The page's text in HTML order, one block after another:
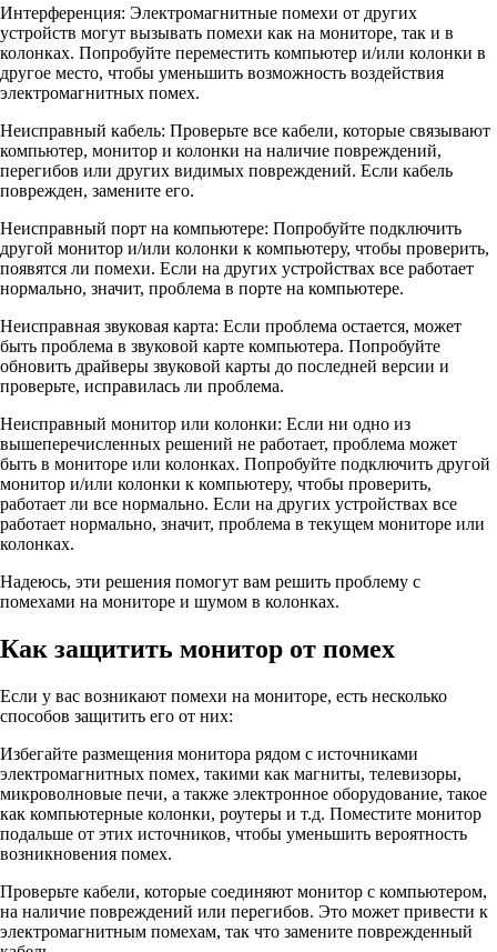
Интерференция: Электромагнитные помехи от других
устройств могут вызывать помехи как на мониторе, так и в
колонках. Попробуйте переместить компьютер и/или колонки в
другое место, чтобы уменьшить возможность воздействия
электромагнитных помех.
Неисправный кабель: Проверьте все кабели, которые связывают
компьютер, монитор и колонки на наличие повреждений,
перегибов или других видимых повреждений. Если кабель
поврежден, замените его.
Неисправный порт на компьютере: Попробуйте подключить
другой монитор и/или колонки к компьютеру, чтобы проверить,
появятся ли помехи. Если на других устройствах все работает
нормально, значит, проблема в порте на компьютере.
Неисправная звуковая карта: Если проблема остается, может
быть проблема в звуковой карте компьютера. Попробуйте
обновить драйверы звуковой карты до последней версии и
проверьте, исправилась ли проблема.
Неисправный монитор или колонки: Если ни одно из
вышеперечисленных решений не работает, проблема может
быть в мониторе или колонках. Попробуйте подключить другой
монитор и/или колонки к компьютеру, чтобы проверить,
работает ли все нормально. Если на других устройствах все
работает нормально, значит, проблема в текущем мониторе или
колонках.
Надеюсь, эти решения помогут вам решить проблему с
помехами на мониторе и шумом в колонках.
Как защитить монитор от помех
Если у вас возникают помехи на мониторе, есть несколько
способов защитить его от них:
Избегайте размещения монитора рядом с источниками
электромагнитных помех, такими как магниты, телевизоры,
микроволновые печи, а также электронное оборудование, такое
как компьютерные колонки, роутеры и т.д. Поместите монитор
подальше от этих источников, чтобы уменьшить вероятность
возникновения помех.
Проверьте кабели, которые соединяют монитор с компьютером,
на наличие повреждений или перегибов. Это может привести к
электромагнитным помехам, так что замените поврежденный